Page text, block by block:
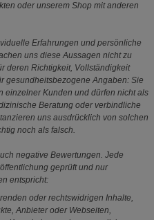
oder unserem Shop mit anderen
Erfahrungen und persönliche
uns diese Aussagen nicht zu
deren Richtigkeit, Vollständigkeit
gesundheitsbezogene Angaben: Sie
einzelner Kunden und dürfen nicht als
Beratung oder verbindliche
uns ausdrücklich von solchen
noch als falsch.
negative Bewertungen. Jede
geprüft und nur
entspricht:
oder rechtswidrigen Inhalte,
Anbieter oder Webseiten,